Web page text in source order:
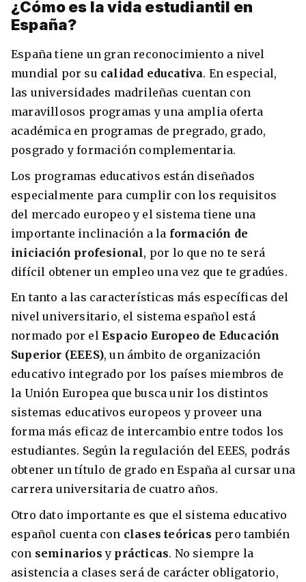
¿Cómo es la vida estudiantil en
España?
España tiene un gran reconocimiento a nivel
mundial por su calidad educativa. En especial,
las universidades madrileñas cuentan con
maravillosos programas y una amplia oferta
académica en programas de pregrado, grado,
posgrado y formación complementaria.
Los programas educativos están diseñados
especialmente para cumplir con los requisitos
del mercado europeo y el sistema tiene una
importante inclinación a la formación de
iniciación profesional, por lo que no te será
difícil obtener un empleo una vez que te gradúes.
En tanto a las características más específicas del
nivel universitario, el sistema español está
normado por el Espacio Europeo de Educación
Superior (EEES), un ámbito de organización
educativo integrado por los países miembros de
la Unión Europea que busca unir los distintos
sistemas educativos europeos y proveer una
forma más eficaz de intercambio entre todos los
estudiantes. Según la regulación del EEES, podrás
obtener un título de grado en España al cursar una
carrera universitaria de cuatro años.
Otro dato importante es que el sistema educativo
español cuenta con clases teóricas pero también
con seminariosy prácticas. No siempre la
asistencia a clases será de carácter obligatorio,